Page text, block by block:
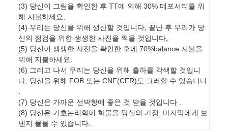
(3) 당신이 그림을 확인한 후 TT에 의해 30% 데포서티를 위
해 지불하세요,
(4) 우리는 당신을 위해 생산할 것입니다, 끝난 후 우리가 당
신의 점검을 위한 생생한 사진을 찍을 것입니다,
(5) 당신이 생생한 사진을 확인한 후에 70%balance 지불을
위해 지불하세요.
(6) 그리고 나서 우리는 당신을 위해 출하를 각색할 것입니
다, 당신을 위해 FOB 또는 CNF(CFR)도 그러할 수 있습니다
(7) 당신은 가까운 선박항에 좋은 것 받을 것입니다 .
(8) 당신은 기호논리학이 화물을 당신의 가정, 마지막에게 보
낸지 물을 수 있습니다.